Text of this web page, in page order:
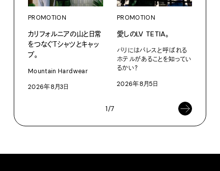
PROMOTION
カリフォルニアの山と日常
をつなぐＴシャツとキャッ
プ。
Mountain Hardwear
2026年8月3日
PROMOTION
愛しのLV TETIA。
パリにはパレスと呼ばれる
ホテルがあることを知ってい
るかい？
2026年8月5日
1/7